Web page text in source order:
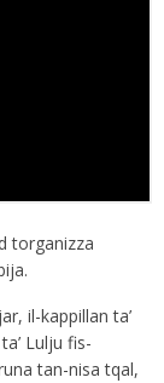
torganizza
il-kappillan ta’
Lulju fis-
tan-nisa tqal,